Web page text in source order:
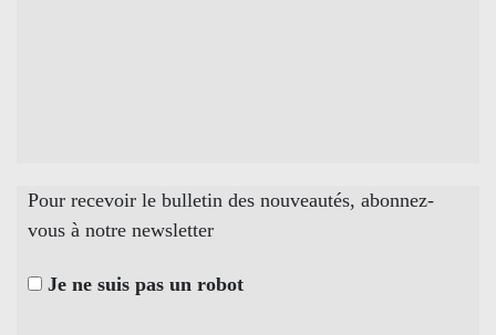
Pour recevoir le bulletin des nouveautés, abonnez-
vous à notre newsletter
Je ne suis pas un robot